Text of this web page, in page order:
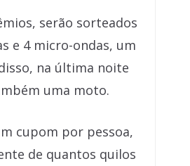
serão sorteados
e 4 micro-ondas, um
na última noite
uma moto.
cupom por pessoa,
de quantos quilos